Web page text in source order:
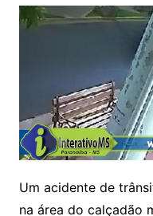
Um acidente de
na área do calçadão